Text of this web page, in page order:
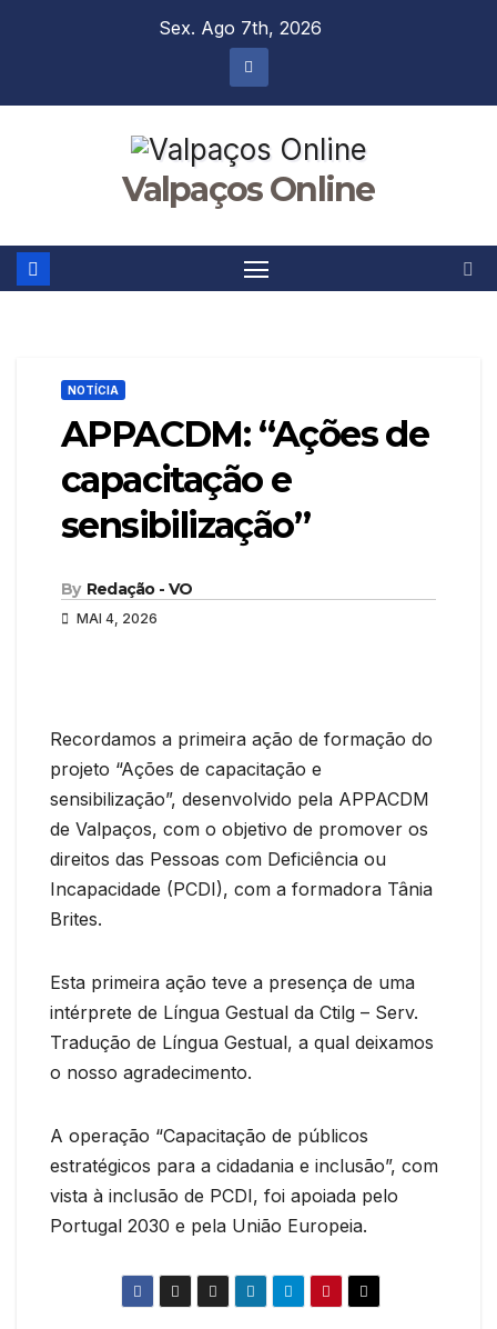
Sex. Ago 7th, 2026
Valpaços Online
NOTÍCIA
APPACDM: “Ações de
capacitação e
sensibilização”
By Redação - VO
MAI 4, 2026
Recordamos a primeira ação de formação do
projeto “Ações de capacitação e
sensibilização”, desenvolvido pela APPACDM
de Valpaços, com o objetivo de promover os
direitos das Pessoas com Deficiência ou
Incapacidade (PCDI), com a formadora Tânia
Brites.
Esta primeira ação teve a presença de uma
intérprete de Língua Gestual da Ctilg – Serv.
Tradução de Língua Gestual, a qual deixamos
o nosso agradecimento.
A operação “Capacitação de públicos
estratégicos para a cidadania e inclusão”, com
vista à inclusão de PCDI, foi apoiada pelo
Portugal 2030 e pela União Europeia.